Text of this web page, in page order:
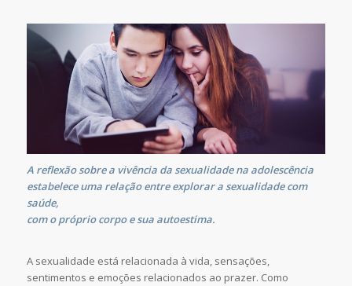
A reflexão sobre a vivência da sexualidade na adolescência
estabelece uma relação entre explorar a sexualidade com
saúde,
com o próprio corpo e sua autoestima.
A sexualidade está relacionada à vida, sensações,
sentimentos e emoções relacionados ao prazer. Como